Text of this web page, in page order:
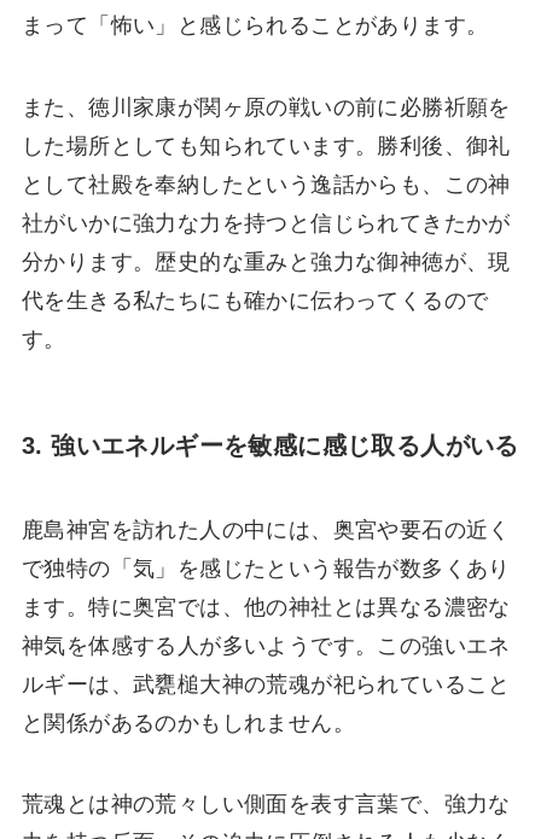
まって「怖い」と感じられることがあります。
また、徳川家康が関ヶ原の戦いの前に必勝祈願を
した場所としても知られています。勝利後、御礼
として社殿を奉納したという逸話からも、この神
社がいかに強力な力を持つと信じられてきたかが
分かります。歴史的な重みと強力な御神徳が、現
代を生きる私たちにも確かに伝わってくるので
す。
3. 強いエネルギーを敏感に感じ取る人がいる
鹿島神宮を訪れた人の中には、奥宮や要石の近く
で独特の「気」を感じたという報告が数多くあり
ます。特に奥宮では、他の神社とは異なる濃密な
神気を体感する人が多いようです。この強いエネ
ルギーは、武甕槌大神の荒魂が祀られていること
と関係があるのかもしれません。
荒魂とは神の荒々しい側面を表す言葉で、強力な